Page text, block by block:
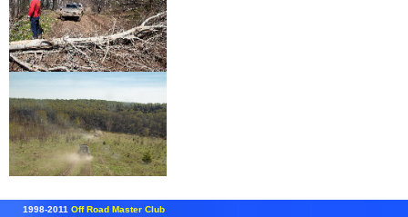
1998-2011 Off Road Master Club